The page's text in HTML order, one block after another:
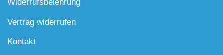
Widerrufsbelehrung
Vertrag widerrufen
Kontakt